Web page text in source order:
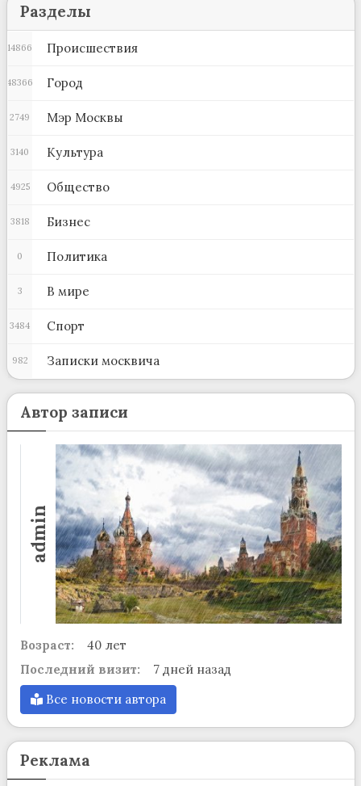
Разделы
Происшествия
14866
Город
48366
Мэр Москвы
2749
Культура
3140
Общество
4925
Бизнес
3818
Политика
0
В мире
3
Спорт
3484
Записки москвича
982
Автор записи
admin
Возраст:
40 лет
Последний визит:
7 дней назад
Все новости автора
Реклама